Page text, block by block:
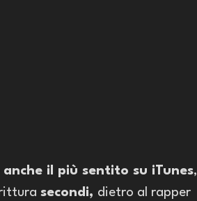
il più sentito su iTunes,
secondi, dietro al rapper